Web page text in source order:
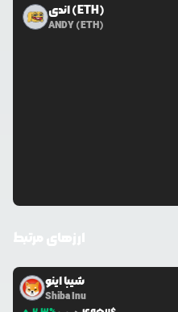
اندی (ETH)
ANDY (ETH)
شیبا اینو
Shiba Inu